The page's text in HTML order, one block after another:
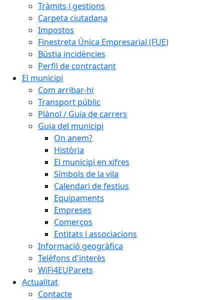
Tràmits i gestions
Carpeta ciutadana
Impostos
Finestreta Única Empresarial (FUE)
Bústia incidències
Perfil de contractant
El municipi
Com arribar-hi
Transport públic
Plànol / Guia de carrers
Guia del municipi
On anem?
Història
El municipi en xifres
Símbols de la vila
Calendari de festius
Equipaments
Empreses
Comerços
Entitats i associacions
Informació geogràfica
Telèfons d'interès
WiFi4EUParets
Actualitat
Contacte